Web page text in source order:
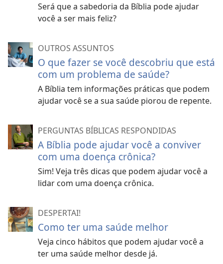
Será que a sabedoria da Bíblia pode ajudar
você a ser mais feliz?
OUTROS ASSUNTOS
O que fazer se você descobriu que está
com um problema de saúde?
A Bíblia tem informações práticas que podem
ajudar você se a sua saúde piorou de repente.
PERGUNTAS BÍBLICAS RESPONDIDAS
A Bíblia pode ajudar você a conviver
com uma doença crônica?
Sim! Veja três dicas que podem ajudar você a
lidar com uma doença crônica.
DESPERTAI!
Como ter uma saúde melhor
Veja cinco hábitos que podem ajudar você a
ter uma saúde melhor desde já.